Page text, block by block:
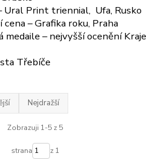
Ural Print triennial, Ufa, Rusko
– Grafika roku, Praha
medaile – nejvyšší ocenění Kraje
Třebíče
Nejdražší
Zobrazuji 1-5 z 5
strana z 1